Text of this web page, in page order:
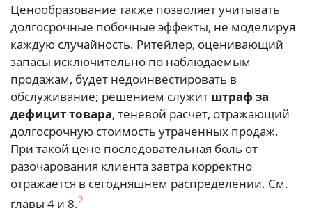
Ценообразование также позволяет учитывать
долгосрочные побочные эффекты, не моделируя
каждую случайность. Ритейлер, оценивающий
запасы исключительно по наблюдаемым
продажам, будет недоинвестировать в
обслуживание; решением служит штраф за
дефицит товара, теневой расчет, отражающий
долгосрочную стоимость утраченных продаж.
При такой цене последовательная боль от
разочарования клиента завтра корректно
отражается в сегодняшнем распределении. См.
главы 4 и 8.2